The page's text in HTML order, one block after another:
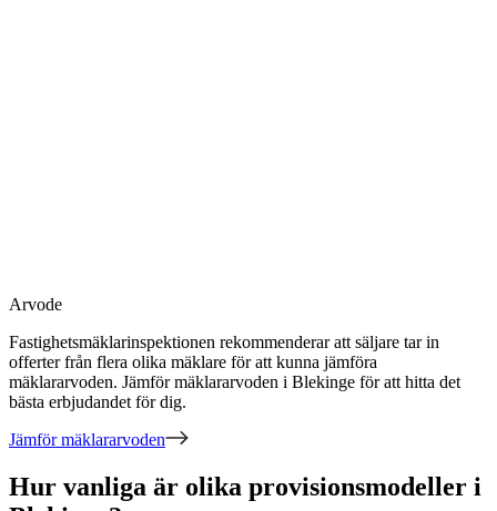
Arvode
Fastighetsmäklarinspektionen rekommenderar att säljare tar in
offerter från flera olika mäklare för att kunna jämföra
mäklararvoden. Jämför mäklararvoden i Blekinge för att hitta det
bästa erbjudandet för dig.
Jämför mäklararvoden
Hur vanliga är olika provisionsmodeller i